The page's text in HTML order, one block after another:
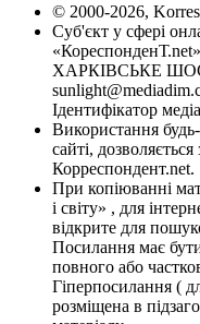
© 2000-2026,
Суб'єкт у сфері
ХАРКІВСЬКЕ
Ідентифікатор
Використання
сайті,
Корреспондент.net.
При копіюванні
і світу» , для
відкрите для
Посилання має
повного або
Гіперпосилання (
розміщена в